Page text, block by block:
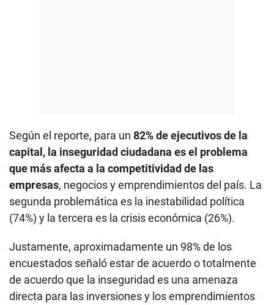
Según el reporte, para un 82% de ejecutivos de la
capital, la inseguridad ciudadana es el problema
que más afecta a la competitividad de las
empresas, negocios y emprendimientos del país. La
segunda problemática es la inestabilidad política
(74%) y la tercera es la crisis económica (26%).
Justamente, aproximadamente un 98% de los
encuestados señaló estar de acuerdo o totalmente
de acuerdo que la inseguridad es una amenaza
directa para las inversiones y los emprendimientos